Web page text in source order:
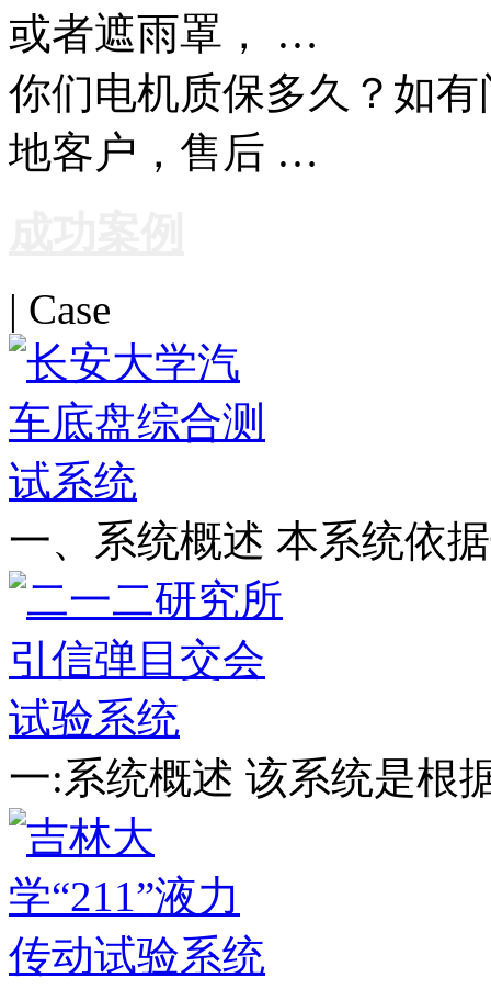
或者遮雨罩， …
你们电机质保多久？如
地客户，售后 …
| Case
一、系统概述 本系统依
一:系统概述 该系统是根